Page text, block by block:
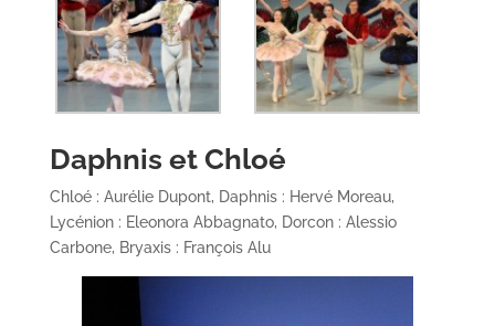
Daphnis et Chloé
Chloé : Aurélie Dupont, Daphnis : Hervé Moreau,
Lycénion : Eleonora Abbagnato, Dorcon : Alessio
Carbone, Bryaxis : François Alu